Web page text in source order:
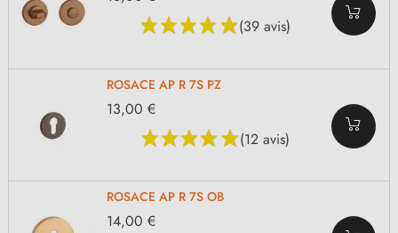
(39 avis)
ROSACE AP R 7S PZ
(12 avis)
13,00 €
ROSACE AP R 7S OB
14,00 €